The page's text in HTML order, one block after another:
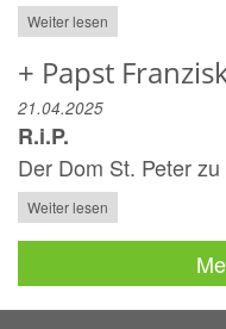
Weiter lesen
+ Papst
21.04.2025
R.i.P.
Der Dom St. Peter
Weiter lesen